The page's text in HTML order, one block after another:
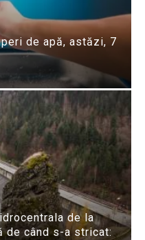
de apă, astăzi, 7
de la
de când s-a stricat: